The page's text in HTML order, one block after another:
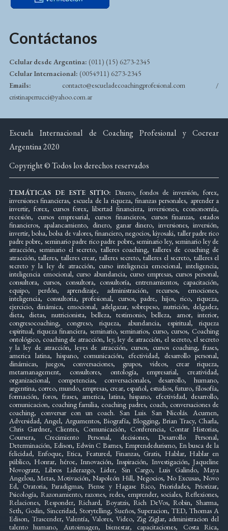
Contáctanos
Celular desde Argentina: (011) (15) 6273-2345
Celular Internacional: (0054911) 6273-2345
Emails: contacto@escueladecoachingprofesional.com /
cristinaperrucci@yahoo.com.ar
Escuela Internacional de Coaching Profesional y Cocrear
Argentina 2020
Copyright © Todos los derechos reservados
TEMÁTICAS DE ESTE SITIO: Dinero, fondos de inversión, forex,
inversiones financieras, escuela de la riqueza, finanzas personales, aprender a
invertir, forex, cursos forex, libertad financiera, inversiones, econonomía,
recesión, cursos empresarial, cursos financieros, cursos finanzas, estados
financieros, apalancamiento, dinero, ganar dinero, inversiones, inversión,
invertir, bolsa, bolsa de valores, financiero, negocios, kiyosaki, taller padre rico
padre pobre, seminario padre rico padre pobre, seminario ley, seminario ley de
atracción, seminario el secreto, talleres coaching, talleres de coaching de
atracción, talleres, talleres crear, talleres secreto, talleres el secreto, talleres el
secreto y la ley de atracción, curso inteligencia emocional, inteligencia,
inteligencia emocional, curso abundancia, curso empresas, cursos personal,
consultora, cursos, consultora, consultoría, entrenamientos, capacitación,
equipo, perdón, aprendizaje, administración, recursos, emociones,
inteligencia, consultoria, profesional, cursos, padre, hijos, rico, riqueza,
ejercicio, dinámica, emocional, adelgazar, sobrepeso, nutrición, delgadez,
dieta, dietas, nutricionista, belleza, testimonio, belleza, amor, interior,
congresocoaching, congreso, riqueza, abundancia, espiritual, riqueza
espiritual, riqueza financiera, seminario, seminarios, curso, cursos, Coaching
ontológico, coaching de atracción, ley, ley de atracción, el secreto, el secreto
y la ley de atracción, leyes de atracción, cursos, cursos coaching, frases,
america latina, hispano, comunicación, efectividad, desarrollo personal,
dinámicas, juegos, conversaciones, grupos, videos, crear riqueza,
metamanagement, consultores, ontología, empresarial, creatividad,
organizacional, competencias, conversacionales, desarrollo, humano,
argentina, correo, mundo, empresas, crear, español, estudios, futuro, filosofía,
formación, foros, frases, america, latina, hispano, efectividad, desarrollo,
comunicacion, coaching familia, coaching padres, coach, conversaciones de
coaching, conversar con un coach. San Luis. San Nicolás. Acumen,
Adversidad, Angel, Argumentos, Biografía, Blogging, Brian Tracy, Charla,
Chris Gardner, Clientes, Comunicación, Conferencia, Contar Historias,
Coursera, Crecimiento Personal, decisiones, Desarrollo Personal,
Determinación, Edison, Edwin C Barnes, Emprendedurismo, En busca de la
felicidad, Enfoque, Etica, Featured, Finanzas, Gratis, Hablar, Hablar en
público, Honrar, héroe, Innovación, Inspiración, Investigación, Jaqueline
Novogratz, Libros Liderazgo, Lider, Sin Cargo, Luis Galindo, Maya
Angelou, Metas, Motivación, Napoleón Hill, Negocios, No Excusas, Novo
Ed, Oratoria, Paradigmas, Piense y Hagase Rico, Prioridades, Priorizar,
Psicología, Razonamiento, razones, redes, emprender, sociales, Reflexiones,
Relaciones, Responder, Richard, Boyatzis, Rich DeVos, Robin, Sharma,
Seth, Godin, Sinceridad, Storytelling, Sueños, Superacion, TED, Thomas A
Edison, Trascender, Valentía, Valores, Video, Zig Ziglar, administracion del
talento humano, Autoimagen, bienestar, capacitaciones, Costa Rica,